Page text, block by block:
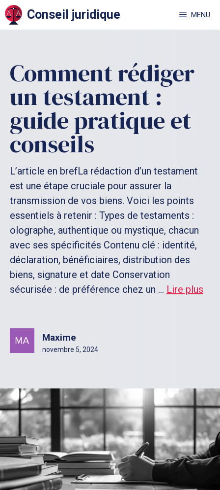
Aller
au
Conseil juridique MENU
Comment rédiger
un testament :
guide pratique et
conseils
L’article en brefLa rédaction d’un testament
est une étape cruciale pour assurer la
transmission de vos biens. Voici les points
essentiels à retenir : Types de testaments :
olographe, authentique ou mystique, chacun
avec ses spécificités Contenu clé : identité,
déclaration, bénéficiaires, distribution des
biens, signature et date Conservation
sécurisée : de préférence chez un ... Lire plus
Maxime
novembre 5, 2024